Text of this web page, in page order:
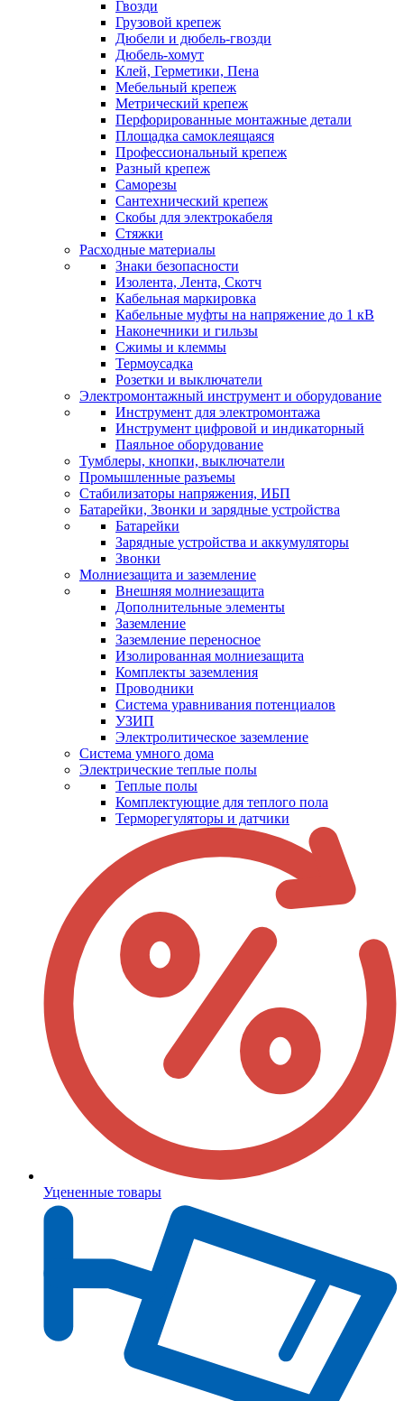
Гвозди
Грузовой крепеж
Дюбели и дюбель-гвозди
Дюбель-хомут
Клей, Герметики, Пена
Мебельный крепеж
Метрический крепеж
Перфорированные монтажные детали
Площадка самоклеящаяся
Профессиональный крепеж
Разный крепеж
Саморезы
Сантехнический крепеж
Скобы для электрокабеля
Стяжки
Расходные материалы
Знаки безопасности
Изолента, Лента, Скотч
Кабельная маркировка
Кабельные муфты на напряжение до 1 кВ
Наконечники и гильзы
Сжимы и клеммы
Термоусадка
Розетки и выключатели
Электромонтажный инструмент и оборудование
Инструмент для электромонтажа
Инструмент цифровой и индикаторный
Паяльное оборудование
Тумблеры, кнопки, выключатели
Промышленные разъемы
Стабилизаторы напряжения, ИБП
Батарейки, Звонки и зарядные устройства
Батарейки
Зарядные устройства и аккумуляторы
Звонки
Молниезащита и заземление
Внешняя молниезащита
Дополнительные элементы
Заземление
Заземление переносное
Изолированная молниезащита
Комплекты заземления
Проводники
Система уравнивания потенциалов
УЗИП
Электролитическое заземление
Система умного дома
Электрические теплые полы
Теплые полы
Комплектующие для теплого пола
Терморегуляторы и датчики
Уцененные товары